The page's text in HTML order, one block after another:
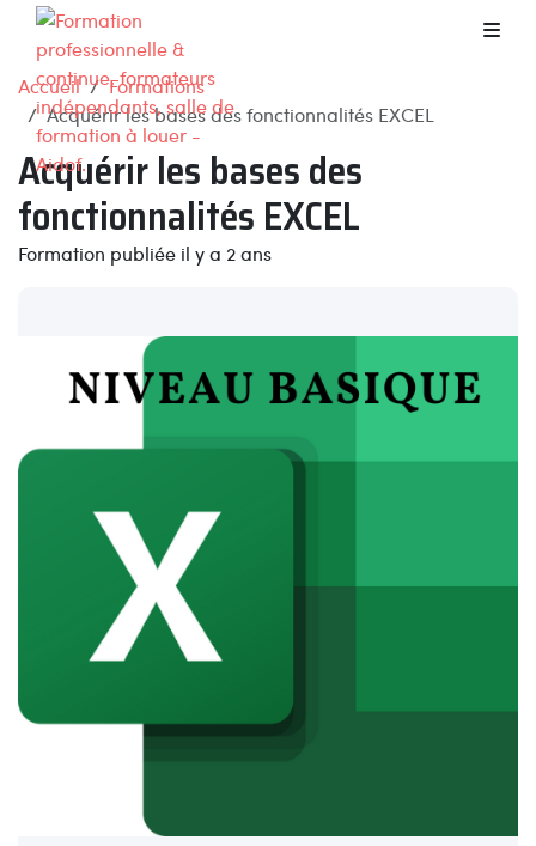
Accueil
Formations
Acquérir les bases des fonctionnalités EXCEL
Acquérir les bases des
fonctionnalités EXCEL
Formation publiée il y a 2 ans